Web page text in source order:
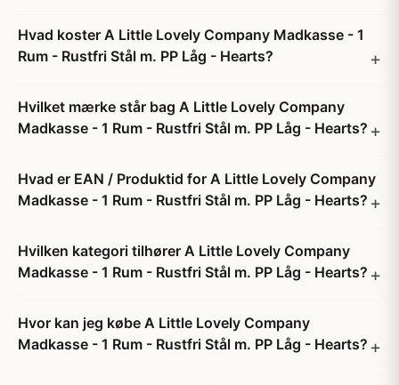
Hvad koster A Little Lovely Company Madkasse - 1
Rum - Rustfri Stål m. PP Låg - Hearts?
Hvilket mærke står bag A Little Lovely Company
Madkasse - 1 Rum - Rustfri Stål m. PP Låg - Hearts?
Hvad er EAN / Produktid for A Little Lovely Company
Madkasse - 1 Rum - Rustfri Stål m. PP Låg - Hearts?
Hvilken kategori tilhører A Little Lovely Company
Madkasse - 1 Rum - Rustfri Stål m. PP Låg - Hearts?
Hvor kan jeg købe A Little Lovely Company
Madkasse - 1 Rum - Rustfri Stål m. PP Låg - Hearts?